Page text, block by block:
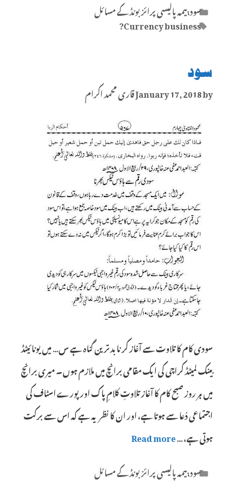
Categories
سود،بیمہ پالیسی پرائز بونڈ کے مسائل
Tags
Currency business?
سود
January 17, 2018by قاری محمد اکرام
سودی کام کا تلاوت سے آغاز کرنا بدترین گناہ ہے س… میں یونائیٹڈ
بینک لمیٹڈ کراچی کی ایک مقامی برانچ میں ملازم ہوں۔ میری برانچ
میں ہر روز صبح کام کا آغاز تلاوتِ کلامِ پاک اور پورے اسٹاف کی
اجتماعی دُعا سے ہوتا ہے، اور ان کا نظریہ ہے کہ اس سے برکت
ہوتی ہے، …Read more
Categories
سود،بیمہ پالیسی پرائز بونڈ کے مسائل